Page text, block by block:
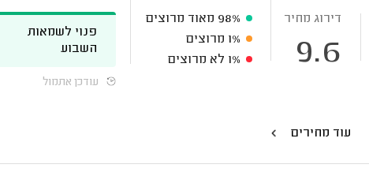
דירוג מחיר
9.6
98% מאוד מרוצים
1% מרוצים
1% לא מרוצים
פנוי לשמאות
השבוע
עודכן אתמול
עוד מחירים